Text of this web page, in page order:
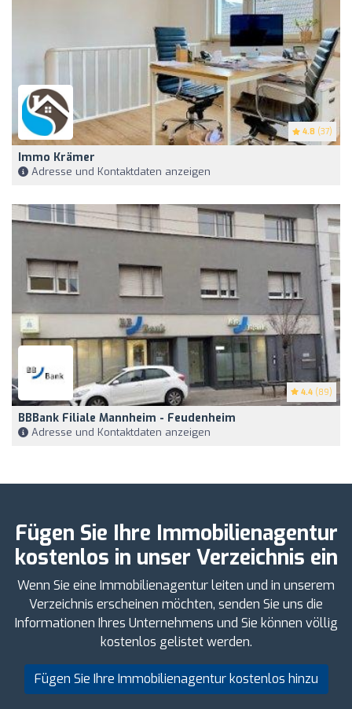
4.8 (37)
Immo Krämer
Adresse und Kontaktdaten anzeigen
4.4 (89)
BBBank Filiale Mannheim - Feudenheim
Adresse und Kontaktdaten anzeigen
Fügen Sie Ihre Immobilienagentur
kostenlos in unser Verzeichnis ein
Wenn Sie eine Immobilienagentur leiten und in unserem
Verzeichnis erscheinen möchten, senden Sie uns die
Informationen Ihres Unternehmens und Sie können völlig
kostenlos gelistet werden.
Fügen Sie Ihre Immobilienagentur kostenlos hinzu